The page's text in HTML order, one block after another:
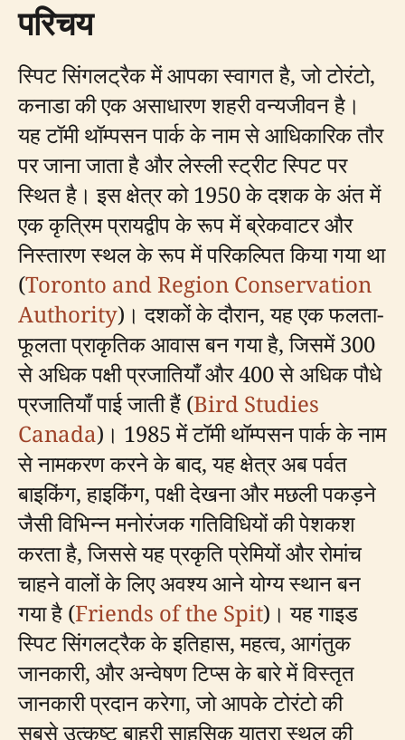
परिचय
स्पिट सिंगलट्रैक में आपका स्वागत है, जो टोरंटो,
कनाडा की एक असाधारण शहरी वन्यजीवन है।
यह टॉमी थॉम्पसन पार्क के नाम से आधिकारिक तौर
पर जाना जाता है और लेस्ली स्ट्रीट स्पिट पर
स्थित है। इस क्षेत्र को 1950 के दशक के अंत में
एक कृत्रिम प्रायद्वीप के रूप में ब्रेकवाटर और
निस्तारण स्थल के रूप में परिकल्पित किया गया था
(Toronto and Region Conservation
Authority)। दशकों के दौरान, यह एक फलता-
फूलता प्राकृतिक आवास बन गया है, जिसमें 300
से अधिक पक्षी प्रजातियाँ और 400 से अधिक पौधे
प्रजातियाँ पाई जाती हैं (Bird Studies
Canada)। 1985 में टॉमी थॉम्पसन पार्क के नाम
से नामकरण करने के बाद, यह क्षेत्र अब पर्वत
बाइकिंग, हाइकिंग, पक्षी देखना और मछली पकड़ने
जैसी विभिन्न मनोरंजक गतिविधियों की पेशकश
करता है, जिससे यह प्रकृति प्रेमियों और रोमांच
चाहने वालों के लिए अवश्य आने योग्य स्थान बन
गया है (Friends of the Spit)। यह गाइड
स्पिट सिंगलट्रैक के इतिहास, महत्व, आगंतुक
जानकारी, और अन्वेषण टिप्स के बारे में विस्तृत
जानकारी प्रदान करेगा, जो आपके टोरंटो की
सबसे उत्कृष्ट बाहरी साहसिक यात्रा स्थल की